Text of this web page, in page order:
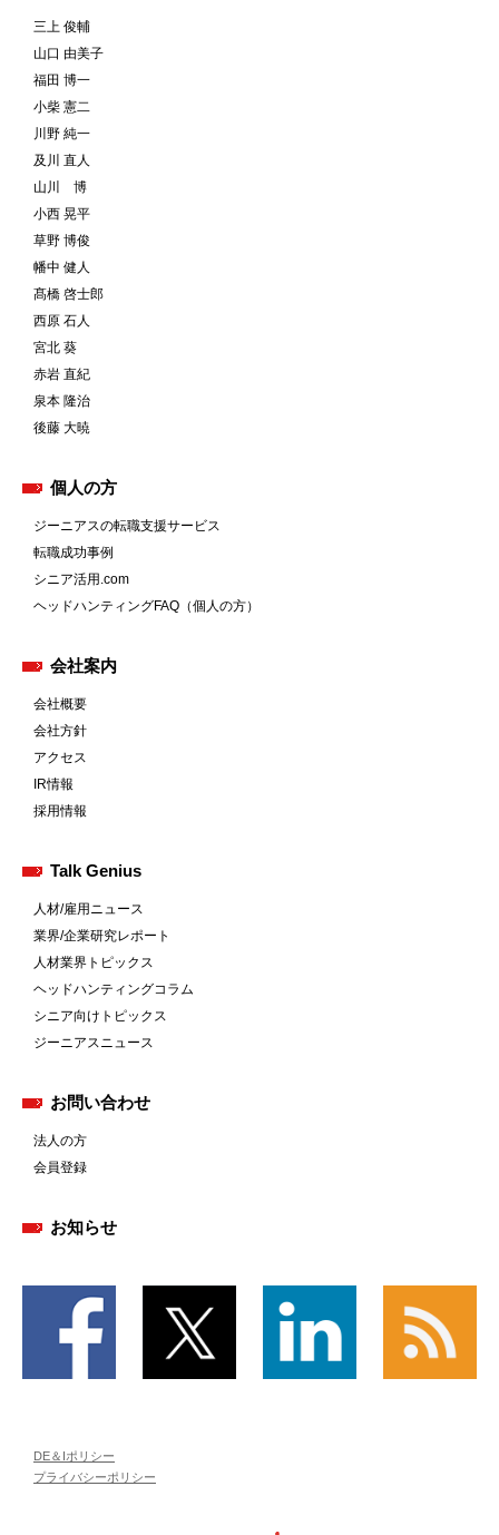
三上 俊輔
山口 由美子
福田 博一
小柴 憲二
川野 純一
及川 直人
山川 博
小西 晃平
草野 博俊
幡中 健人
髙橋 啓士郎
西原 石人
宮北 葵
赤岩 直紀
泉本 隆治
後藤 大暁
個人の方
ジーニアスの転職支援サービス
転職成功事例
シニア活用.com
ヘッドハンティングFAQ（個人の方）
会社案内
会社概要
会社方針
アクセス
IR情報
採用情報
Talk Genius
人材/雇用ニュース
業界/企業研究レポート
人材業界トピックス
ヘッドハンティングコラム
シニア向けトピックス
ジーニアスニュース
お問い合わせ
法人の方
会員登録
お知らせ
DE＆Iポリシー
プライバシーポリシー